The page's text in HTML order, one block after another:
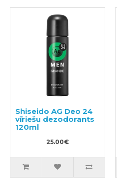
Shiseido AG Deo 24
vīriešu dezodorants
120ml
25.00€